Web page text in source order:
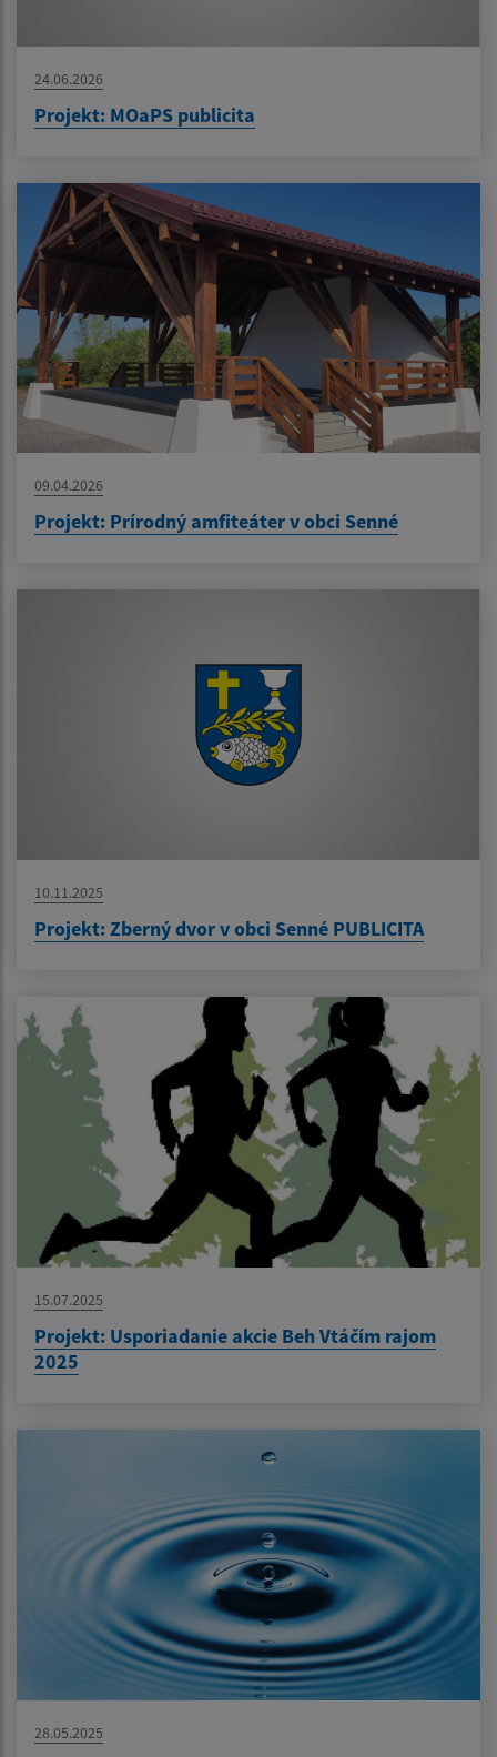
24.06.2026
Projekt: MOaPS publicita
09.04.2026
Projekt: Prírodný amfiteáter v obci Senné
10.11.2025
Projekt: Zberný dvor v obci Senné PUBLICITA
15.07.2025
Projekt: Usporiadanie akcie Beh Vtáčím rajom
2025
28.05.2025